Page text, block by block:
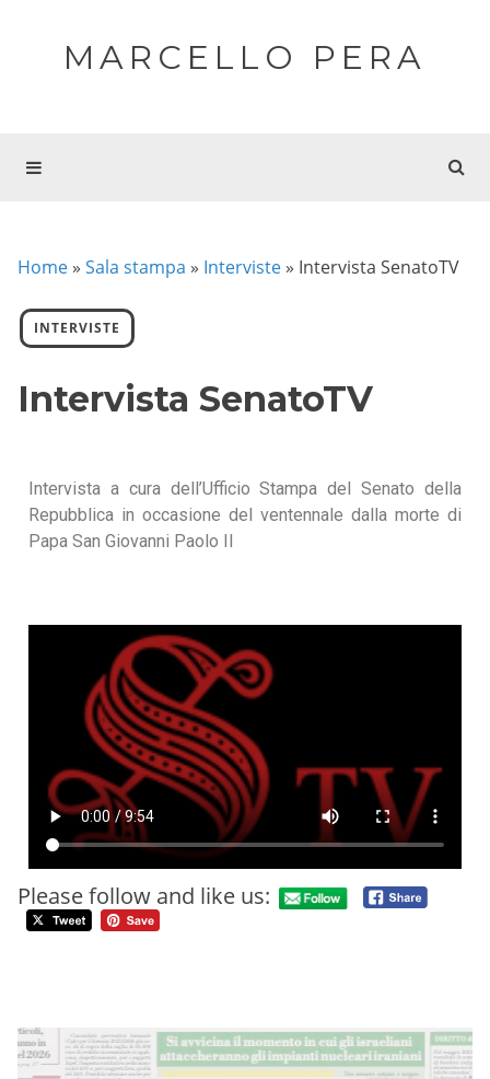
MARCELLO PERA
Home » Sala stampa » Interviste » Intervista SenatoTV
INTERVISTE
Intervista SenatoTV
Intervista a cura dell’Ufficio Stampa del Senato della
Repubblica in occasione del ventennale dalla morte di
Papa San Giovanni Paolo II
Please follow and like us: